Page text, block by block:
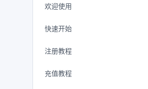
欢迎使用
快速开始
注册教程
充值教程